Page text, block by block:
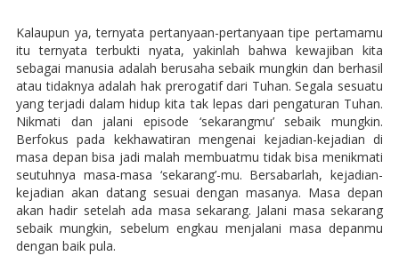
Kalaupun ya, ternyata pertanyaan-pertanyaan tipe pertamamu
itu ternyata terbukti nyata, yakinlah bahwa kewajiban kita
sebagai manusia adalah berusaha sebaik mungkin dan berhasil
atau tidaknya adalah hak prerogatif dari Tuhan. Segala sesuatu
yang terjadi dalam hidup kita tak lepas dari pengaturan Tuhan.
Nikmati dan jalani episode ‘sekarangmu’ sebaik mungkin.
Berfokus pada kekhawatiran mengenai kejadian-kejadian di
masa depan bisa jadi malah membuatmu tidak bisa menikmati
seutuhnya masa-masa ‘sekarang’-mu. Bersabarlah, kejadian-
kejadian akan datang sesuai dengan masanya. Masa depan
akan hadir setelah ada masa sekarang. Jalani masa sekarang
sebaik mungkin, sebelum engkau menjalani masa depanmu
dengan baik pula.